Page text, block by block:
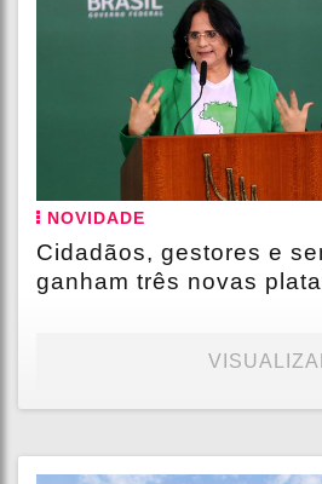
NOVIDADE
Cidadãos, gestores e
ganham três novas